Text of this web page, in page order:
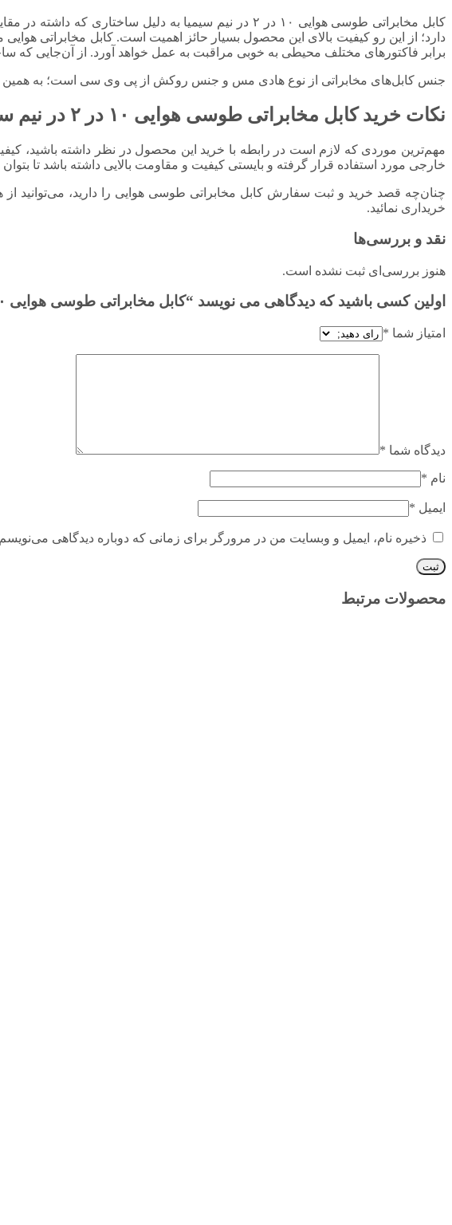
کابل مخابراتی طوسی هوایی ۱۰ در ۲ در نیم سیمیا به دلیل
دارد؛ از این رو کیفیت بالای این محصول بسیار حائز اهمیت است. کابل مخابراتی
برابر فاکتورهای مختلف محیطی به خوبی مراقبت به عمل خواهد آورد. از آن‌جایی که
جنس کابل‌های مخابراتی از نوع هادی مس و جنس روکش از پی وی سی است؛ به همین
نکات خرید کابل مخابراتی طوسی هوایی ۱۰ در ۲ در نیم سیمیا
مهم‌ترین موردی که لازم است در رابطه با خرید این محصول در نظر داشته باشید،
خارجی مورد استفاده قرار گرفته و بایستی کیفیت و مقاومت بالایی داشته باشد تا
چنان‌چه قصد خرید و ثبت سفارش کابل مخابراتی طوسی هوایی را دارید، می‌توانید
خریداری نمائید.
نقد و بررسی‌ها
هنوز بررسی‌ای ثبت نشده است.
اولین کسی باشید که دیدگاهی می نویسد “کابل مخابراتی طوسی هوایی ۱۰ در ۲ در نیم سیمیا”
امتیاز شما *
دیدگاه شما *
نام *
ایمیل *
ذخیره نام، ایمیل و وبسایت من در مرورگر برای زمانی که دوباره دیدگاهی
محصولات مرتبط